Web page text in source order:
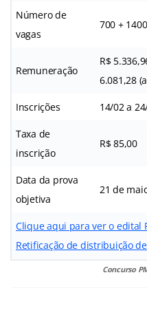
Número de
vagas
700 +
Remuneração
R$
6.081,28
Inscrições 14/02 a
Taxa de
inscrição
R$ 85,00
Data da prova
objetiva
21 de
Clique aqui para ver o edital
Retificação de distribuição
Concurso